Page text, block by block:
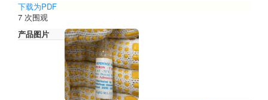
下载为PDF
7 次围观
产品图片